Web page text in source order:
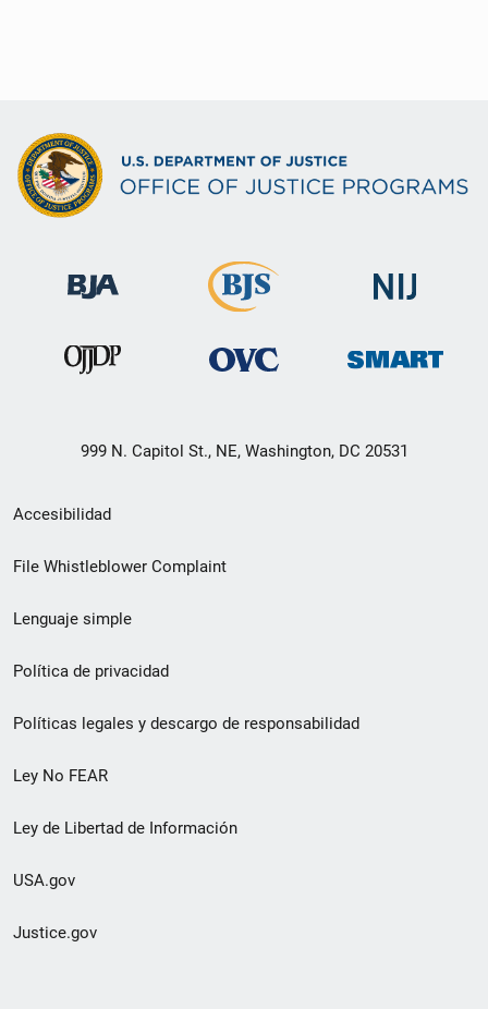
999 N. Capitol St., NE, Washington, DC 20531
Menú
de
de
pie
de
página
Accesibilidad
File Whistleblower Complaint
Lenguaje simple
Política de privacidad
Políticas legales y descargo de responsabilidad
Ley No FEAR
Ley de Libertad de Información
USA.gov
Justice.gov